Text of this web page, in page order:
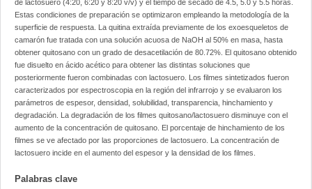
de lactosuero (4:20, 6:20 y 8:20 v/v) y el tiempo de secado de 4.5, 5.0 y 5.5 horas.
Estas condiciones de preparación se optimizaron empleando la metodología de la
superficie de respuesta. La quitina extraída previamente de los exoesqueletos de
camarón fue tratada con una solución acuosa de NaOH al 50% en masa, hasta
obtener quitosano con un grado de desacetilación de 80.72%. El quitosano obtenido
fue disuelto en ácido acético para obtener las distintas soluciones que
posteriormente fueron combinadas con lactosuero. Los filmes sintetizados fueron
caracterizados por espectroscopia en la región del infrarrojo y se evaluaron los
parámetros de espesor, densidad, solubilidad, transparencia, hinchamiento y
degradación. La degradación de los filmes quitosano/lactosuero disminuye con el
aumento de la concentración de quitosano. El porcentaje de hinchamiento de los
filmes se ve afectado por las proporciones de lactosuero. La concentración de
lactosuero incide en el aumento del espesor y la densidad de los filmes.
Palabras clave